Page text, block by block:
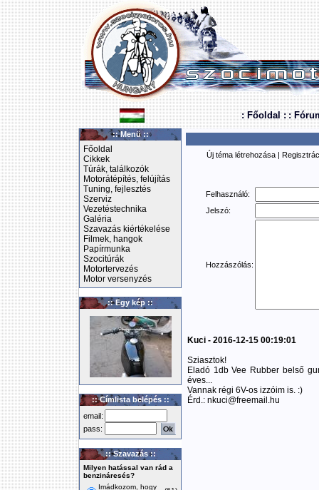
: Főoldal : :
:: Menü ::
Főoldal
Cikkek
Túrák, találkozók
Motorátépítés, felújítás
Tuning, fejlesztés
Szerviz
Vezetéstechnika
Galéria
Szavazás kiértékelése
Filmek, hangok
Papírmunka
Szocitúrák
Motortervezés
Motor versenyzés
:: Egy kép ::
:: Címlista belépés ::
email:
pass:
:: Szavazás ::
Milyen hatással van rád a
benzináresés?
Imádkozom, hogy
Új téma létrehozása |
Felhasználó:
Jelszó:
Hozzászólás:
Kuci - 2016-12-15 00:19:01
Sziasztok!
Eladó 1db Vee Rubber belső
éves...
Vannak régi 6V-os izzóim is. :)
Érd.: nkuci@freemail.hu